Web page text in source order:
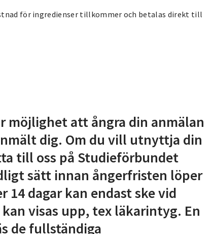
för ingredienser tillkommer och betalas direkt till
möjlighet att ångra din anmälan
dig. Om du vill utnyttja din
till oss på Studieförbundet
sätt innan ångerfristen löper
14 dagar kan endast ske vid
visas upp, tex läkarintyg. En
de fullständiga